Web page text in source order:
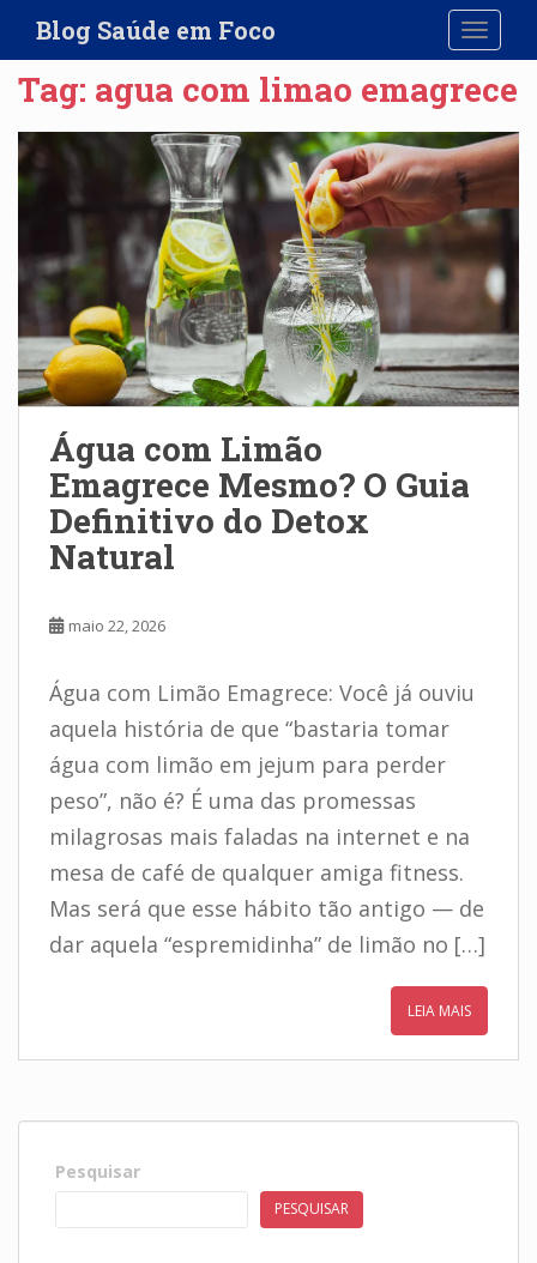
i
Blog Saúde em Foco
Tag: agua com limao emagrece
Água com Limão
Emagrece Mesmo? O Guia
Definitivo do Detox
Natural
maio 22, 2026
Água com Limão Emagrece: Você já ouviu
aquela história de que “bastaria tomar
água com limão em jejum para perder
peso”, não é? É uma das promessas
milagrosas mais faladas na internet e na
mesa de café de qualquer amiga fitness.
Mas será que esse hábito tão antigo — de
dar aquela “espremidinha” de limão no […]
LEIA MAIS
Pesquisar
PESQUISAR